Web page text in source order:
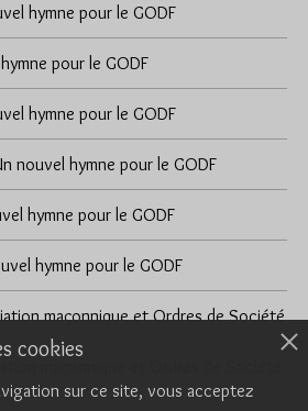
hymne pour le GODF
pour le GODF
hymne pour le GODF
nouvel hymne pour le GODF
hymne pour le GODF
hymne pour le GODF
maçonnique et Ordres de Société
cookies
sur ce site, vous acceptez